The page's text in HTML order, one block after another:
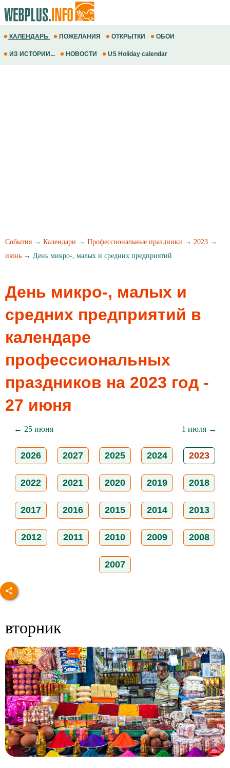
КАЛЕНДАРЬ ПОЖЕЛАНИЯ ОТКРЫТКИ ОБОИ
ИЗ ИСТОРИИ... НОВОСТИ US Holiday calendar
События → Календари → Профессиональные праздники → 2023 →
июнь → День микро-, малых и средних предприятий
День микро-, малых и
средних предприятий в
календаре
профессиональных
праздников на 2023 год -
27 июня
← 25 июня 1 июля →
2026 2027 2025 2024 2023
2022 2021 2020 2019 2018
2017 2016 2015 2014 2013
2012 2011 2010 2009 2008
2007
вторник